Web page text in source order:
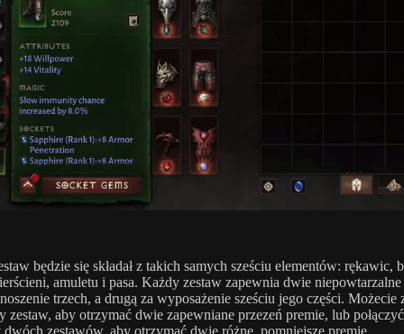
będzie się składał z takich samych sześciu elementów: rękawic,
amuletu i pasa. Każdy zestaw zapewnia dwie
trzech, a drugą za wyposażenie sześciu jego części. Możecie
zestaw, aby otrzymać dwie zapewniane przezeń premie, lub
dwóch zestawów, aby otrzymać dwie różne, pomniejsze premie.